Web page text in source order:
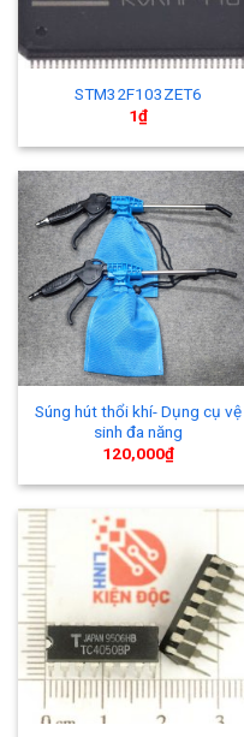
STM32F103ZET6
1₫
Súng hút thổi khí- Dụng cụ vệ
sinh đa năng
120,000₫